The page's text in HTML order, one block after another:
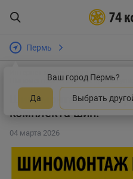
Пермь
Ваш город Пермь?
Да Выбрать
Интернет-магазин шин и дисков
Шиномонтаж в подарок при
Шиномонтаж в
комплекта шин!
04 марта 2026